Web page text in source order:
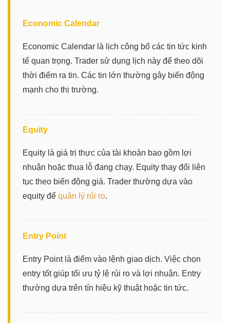
Economic Calendar
Economic Calendar là lịch công bố các tin tức kinh
tế quan trọng. Trader sử dụng lịch này để theo dõi
thời điểm ra tin. Các tin lớn thường gây biến động
mạnh cho thị trường.
Equity
Equity là giá trị thực của tài khoản bao gồm lợi
nhuận hoặc thua lỗ đang chạy. Equity thay đổi liên
tục theo biến động giá. Trader thường dựa vào
equity để quản lý rủi ro.
Entry Point
Entry Point là điểm vào lệnh giao dịch. Việc chọn
entry tốt giúp tối ưu tỷ lệ rủi ro và lợi nhuận. Entry
thường dựa trên tín hiệu kỹ thuật hoặc tin tức.